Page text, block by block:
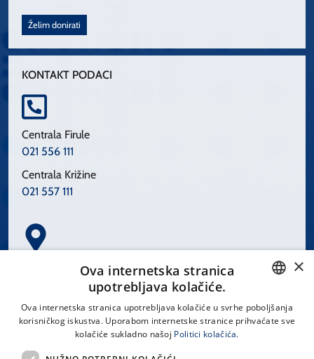
Želim donirati
KONTAKT PODACI
Centrala Firule
021 556 111
Centrala Križine
021 557 111
Spinčićeva 1, 21000 Split
CROATIAN
×
Ova internetska stranica
upotrebljava kolačiće.
Ova internetska stranica upotrebljava kolačiće u svrhe poboljšanja
korisničkog iskustva. Uporabom internetske stranice prihvaćate sve
kolačiće sukladno našoj Politici kolačića.